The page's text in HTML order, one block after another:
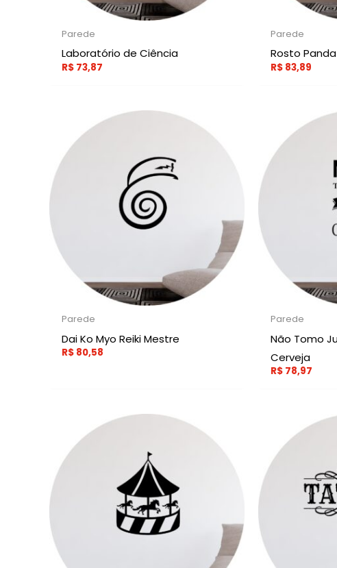
Parede
Laboratório de Ciência
R$ 73,87
Parede
Rosto Panda
R$ 83,89
Parede
Dai Ko Myo Reiki Mestre
R$ 80,58
Parede
Não Tomo
Cerveja
R$ 78,97